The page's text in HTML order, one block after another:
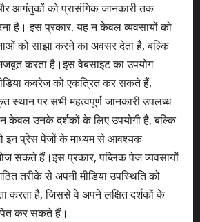
आगंतुकों को प्रासंगिक जानकारी तक
है। इस प्रकार, यह न केवल व्यवसायों को
को साझा करने का अवसर देता है, बल्कि
करता है।इस वेबसाइट का उपयोग
कवरेज को एकत्रित कर सकते हैं,
पर सभी महत्वपूर्ण जानकारी उपलब्ध
केवल उनके दर्शकों के लिए उपयोगी है, बल्कि
इन प्रेस पेजों के माध्यम से आवश्यक
सकते हैं।इस प्रकार, पब्लिक पेज व्यवसायों
तरीके से अपनी मीडिया उपस्थिति को
करता है, जिससे वे अपने लक्षित दर्शकों के
कर सकते हैं।